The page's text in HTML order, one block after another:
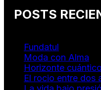
POSTS
Fundatul
Moda con Alma
Horizonte cuántico
El rocio entre dos